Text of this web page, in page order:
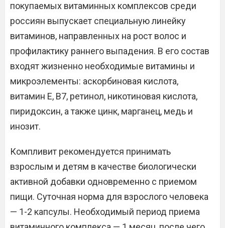
покупаемых витаминных комплексов среди
россиян выпускает специальную линейку
витаминов, направленных на рост волос и
профилактику раннего выпадения. В его состав
входят жизненно необходимые витамины и
микроэлементы: аскорбиновая кислота,
витамин Е, В7, ретинол, никотиновая кислота,
пиридоксин, а также цинк, марганец, медь и
инозит.
Компливит рекомендуется принимать
взрослым и детям в качестве биологически
активной добавки одновременно с приемом
пищи. Суточная норма для взрослого человека
— 1-2 капсулы. Необходимый период приема